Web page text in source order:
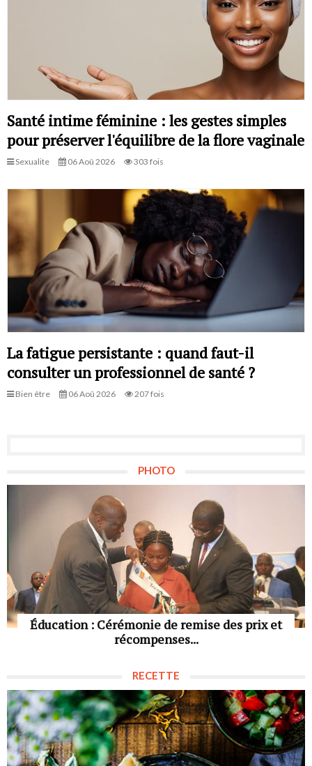
Santé intime féminine : les gestes simples
pour préserver l'équilibre de la flore vaginale
Sexualite 06 Aoû 2026 303 fois
La fatigue persistante : quand faut-il
consulter un professionnel de santé ?
Bien être 06 Aoû 2026 207 fois
PHOTO
Éducation : Cérémonie de remise des prix et
récompenses...
RECETTE